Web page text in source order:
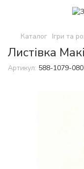
Каталог Ігри та
Листівка
Артикул: 588-1079-